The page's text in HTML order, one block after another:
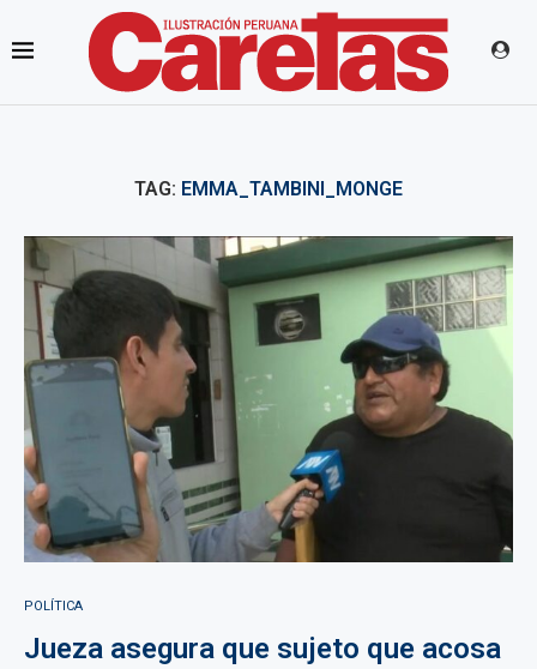
TAG: EMMA_TAMBINI_MONGE
POLÍTICA
Jueza asegura que sujeto que acosa